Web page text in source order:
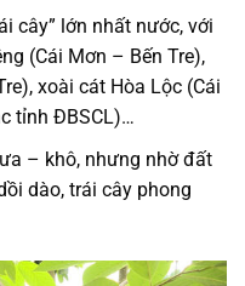
cây” lớn nhất nước, với
(Cái Mơn – Bến Tre),
xoài cát Hòa Lộc (Cái
tỉnh ĐBSCL)…
– khô, nhưng nhờ đất
dào, trái cây phong